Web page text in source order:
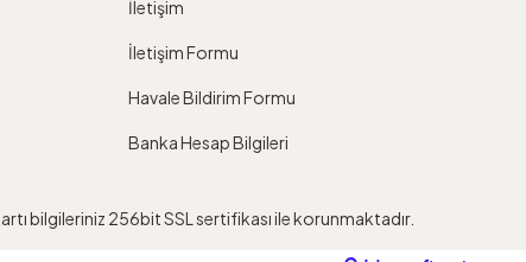
İletişim
İletişim Formu
Havale Bildirim Formu
Banka Hesap Bilgileri
bilgileriniz 256bit SSL sertifikası ile korunmaktadır.